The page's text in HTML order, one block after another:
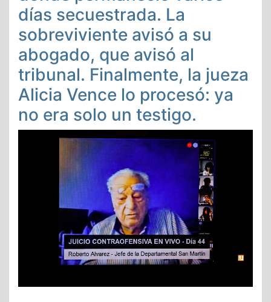
días secuestrada. La
sobreviviente avisó a su
abogado, que avisó al
tribunal. Finalmente, la jueza
Alicia Vence lo procesó: ya
no era solo un testigo.